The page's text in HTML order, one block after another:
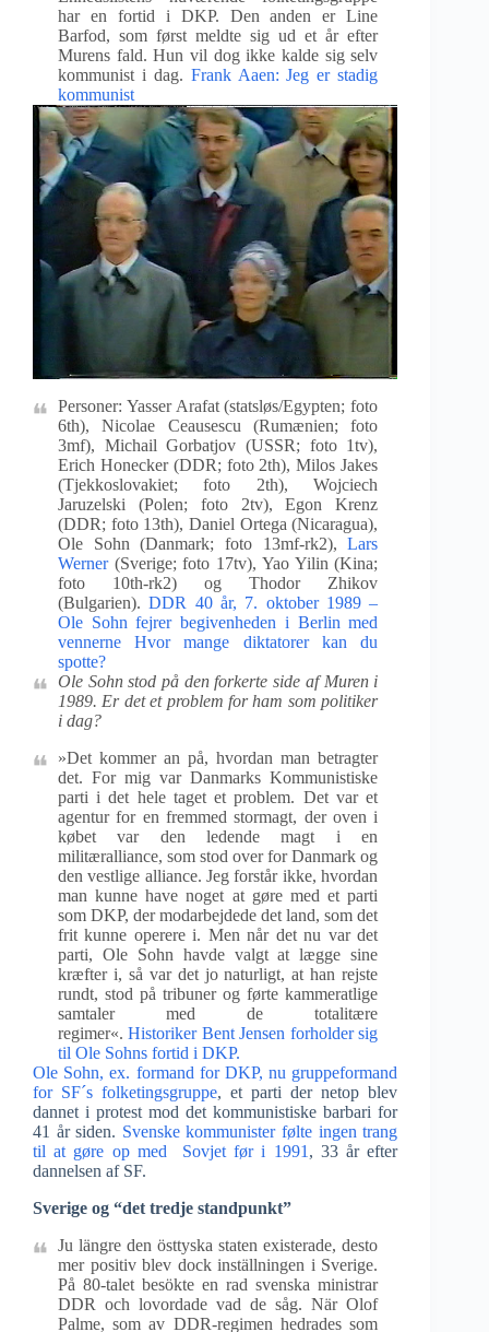
har en fortid i DKP. Den anden er Line
Barfod, som først meldte sig ud et år efter
Murens fald. Hun vil dog ikke kalde sig selv
kommunist i dag. Frank Aaen: Jeg er stadig
kommunist
Personer: Yasser Arafat (statsløs/Egypten; foto
6th), Nicolae Ceausescu (Rumænien; foto
3mf), Michail Gorbatjov (USSR; foto 1tv),
Erich Honecker (DDR; foto 2th), Milos Jakes
(Tjekkoslovakiet; foto 2th), Wojciech
Jaruzelski (Polen; foto 2tv), Egon Krenz
(DDR; foto 13th), Daniel Ortega (Nicaragua),
Ole Sohn (Danmark; foto 13mf-rk2),Lars
Werner (Sverige; foto 17tv), Yao Yilin (Kina;
foto 10th-rk2) og Thodor Zhikov
(Bulgarien).DDR 40 år, 7. oktober 1989 –
Ole Sohn fejrer begivenheden i Berlin med
vennerne Hvor mange diktatorer kan du
spotte?
Ole Sohn stod på den forkerte side af Muren i
1989. Er det et problem for ham som politiker
i dag?
»Det kommer an på, hvordan man betragter
det. For mig var Danmarks Kommunistiske
parti i det hele taget et problem. Det var et
agentur for en fremmed stormagt, der oven i
købet var den ledende magt i en
militæralliance, som stod over for Danmark og
den vestlige alliance. Jeg forstår ikke, hvordan
man kunne have noget at gøre med et parti
som DKP, der modarbejdede det land, som det
frit kunne operere i. Men når det nu var det
parti, Ole Sohn havde valgt at lægge sine
kræfter i, så var det jo naturligt, at han rejste
rundt, stod på tribuner og førte kammeratlige
samtaler med de totalitære
regimer«.Historiker Bent Jensen forholder sig
til Ole Sohns fortid i DKP.
Ole Sohn, ex. formand for DKP, nu gruppeformand
for SF´s folketingsgruppe, et parti der netop blev
dannet i protest mod det kommunistiske barbari for
41 år siden. Svenske kommunister følte ingen trang
til at gøre op med Sovjet før i 1991 , 33 år efter
dannelsen af SF.
Sverige og “det tredje standpunkt”
Ju längre den östtyska staten existerade, desto
mer positiv blev dock inställningen i Sverige.
På 80-talet besökte en rad svenska ministrar
DDR och lovordade vad de såg. När Olof
Palme, som av DDR-regimen hedrades som